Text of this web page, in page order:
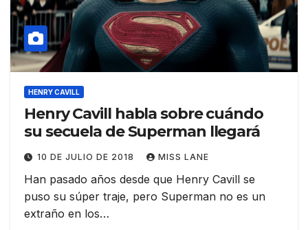
HENRY CAVILL
Henry Cavill habla sobre cuándo
su secuela de Superman llegará
10 DE JULIO DE 2018 MISS LANE
Han pasado años desde que Henry Cavill se
puso su súper traje, pero Superman no es un
extraño en los…